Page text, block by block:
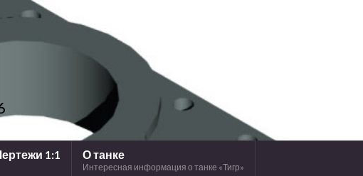
1:1 О танке
Интересная информация о танке «Тигр»